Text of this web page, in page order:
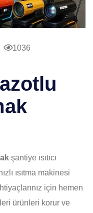
1036
şantiye ısıtıcı
ısıtma makinesi
için hemen
ürünleri korur ve